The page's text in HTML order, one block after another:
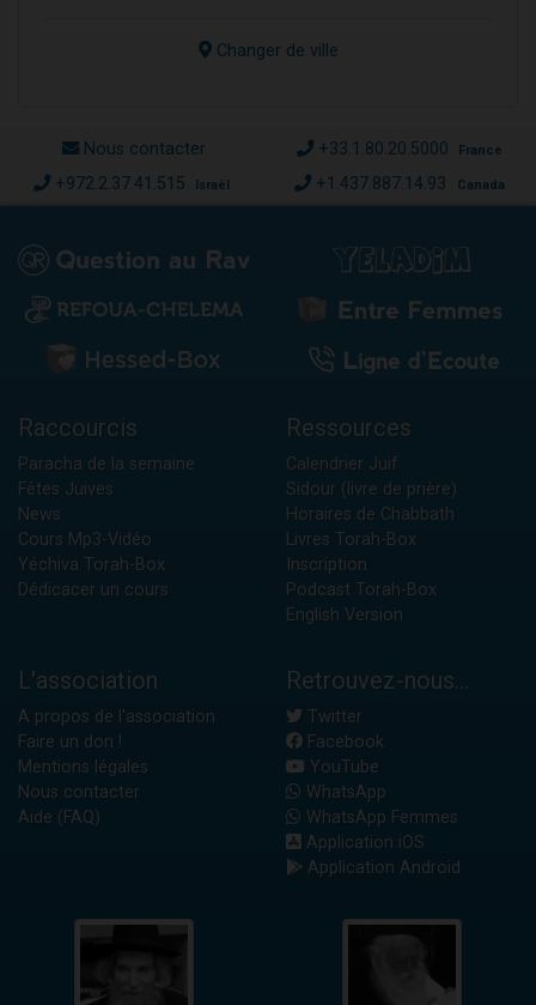
Changer de ville
Nous contacter +33.1.80.20.5000 France
+972.2.37.41.515 Israël +1.437.887.14.93 Canada
Raccourcis
Paracha de la semaine
Fêtes Juives
News
Cours Mp3-Vidéo
Yéchiva Torah-Box
Dédicacer un cours
Ressources
Calendrier Juif
Sidour (livre de prière)
Horaires de Chabbath
Livres Torah-Box
Inscription
Podcast Torah-Box
English Version
L'association
A propos de l'association
Faire un don !
Mentions légales
Nous contacter
Aide (FAQ)
Retrouvez-nous...
Twitter
Facebook
YouTube
WhatsApp
WhatsApp Femmes
Application iOS
Application Android